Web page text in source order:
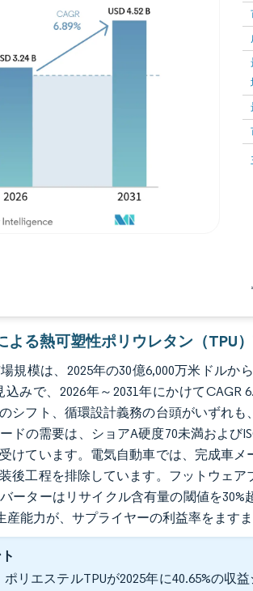
画像 © Mordor Intelligence。再利用にはCC BY
る熱可塑性ポリウレタン（TPU
規模は、2025年の30億6,000万米ドルか
込みで、2026年～2031年にかけて
シフト、循環設計義務の台頭がいずれ
ドの需要は、ショアA硬度70未満および
けています。電気自動車では、完成車
後工程を排除しています。フットウェ
ーターはリサイクル含有量の閾値を
産能力が、サプライヤーの利益率をます
リエステルTPUが2025年に40.65%の収